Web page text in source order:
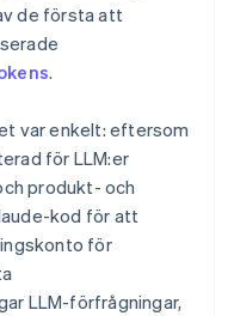
de första att
.
var enkelt: eftersom
för LLM:er
produkt- och
kod för att
för
LLM-förfrågningar,